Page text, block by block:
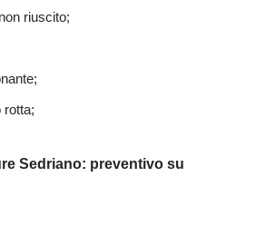
riuscito;
rotta;
Sedriano: preventivo su